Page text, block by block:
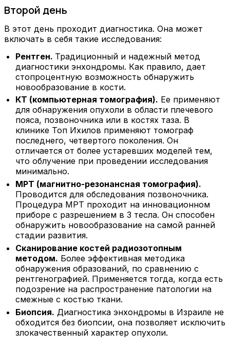
Второй день
В этот день проходит диагностика. Она может
включать в себя такие исследования:
Рентген. Традиционный и надежный метод
диагностики энхондромы. Как правило, дает
стопроцентную возможность обнаружить
новообразование в кости.
КТ (компьютерная томография). Ее применяют
для обнаружения опухоли в области плечевого
пояса, позвоночника или в костях таза. В
клинике Топ Ихилов применяют томограф
последнего, четвертого поколения. Он
отличается от более устаревших моделей тем,
что облучение при проведении исследования
минимально.
МРТ (магнитно-резонансная томография).
Проводится для обследования позвоночника.
Процедура МРТ проходит на инновационном
приборе с разрешением в 3 тесла. Он способен
обнаружить новообразование на самой ранней
стадии развития.
Сканирование костей радиозотопным
методом. Более эффективная методика
обнаружения образований, по сравнению с
рентгенографией. Применяется тогда, когда есть
подозрение на распространение патологии на
смежные с костью ткани.
Биопсия. Диагностика энхондромы в Израиле не
обходится без биопсии, она позволяет исключить
злокачественный характер опухоли.